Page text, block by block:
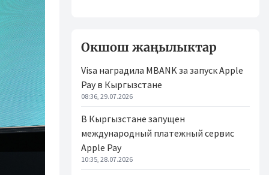
Окшош жаңылыктар
Visa наградила MBANK за запуск Apple
Pay в Кыргызстане
08:36, 29.07.2026
В Кыргызстане запущен
международный платежный сервис
Apple Pay
10:35, 28.07.2026